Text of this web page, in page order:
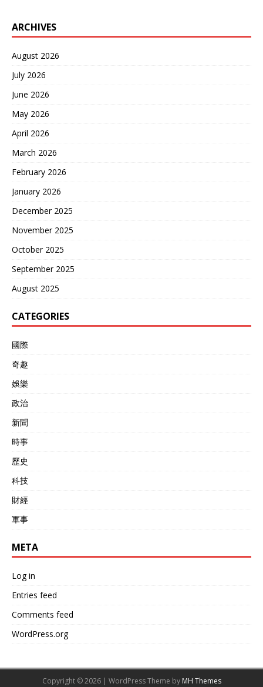
ARCHIVES
August 2026
July 2026
June 2026
May 2026
April 2026
March 2026
February 2026
January 2026
December 2025
November 2025
October 2025
September 2025
August 2025
CATEGORIES
國際
奇趣
娛樂
政治
新聞
時事
歷史
科技
財經
軍事
META
Log in
Entries feed
Comments feed
WordPress.org
Copyright © 2026 | WordPress Theme by MH Themes